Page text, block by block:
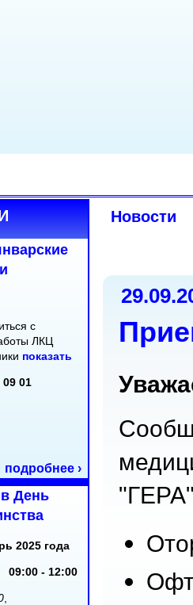
с
ЛКЦ
показать
09 01
подробнее ›
День
2025 года
09:00 - 12:00
Новости